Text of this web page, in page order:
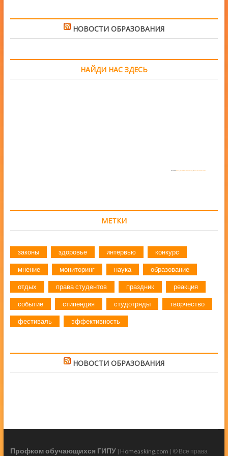
НОВОСТИ ОБРАЗОВАНИЯ
НАЙДИ НАС ЗДЕСЬ
МЕТКИ
законы здоровье интервью конкурс
мнение мониторинг наука образование
отдых права студентов праздник реакция
событие стипендия студотряды творчество
фестиваль эффективность
НОВОСТИ ОБРАЗОВАНИЯ
Профком обучающихся ГИПУ| Homeasking.com | © Все права